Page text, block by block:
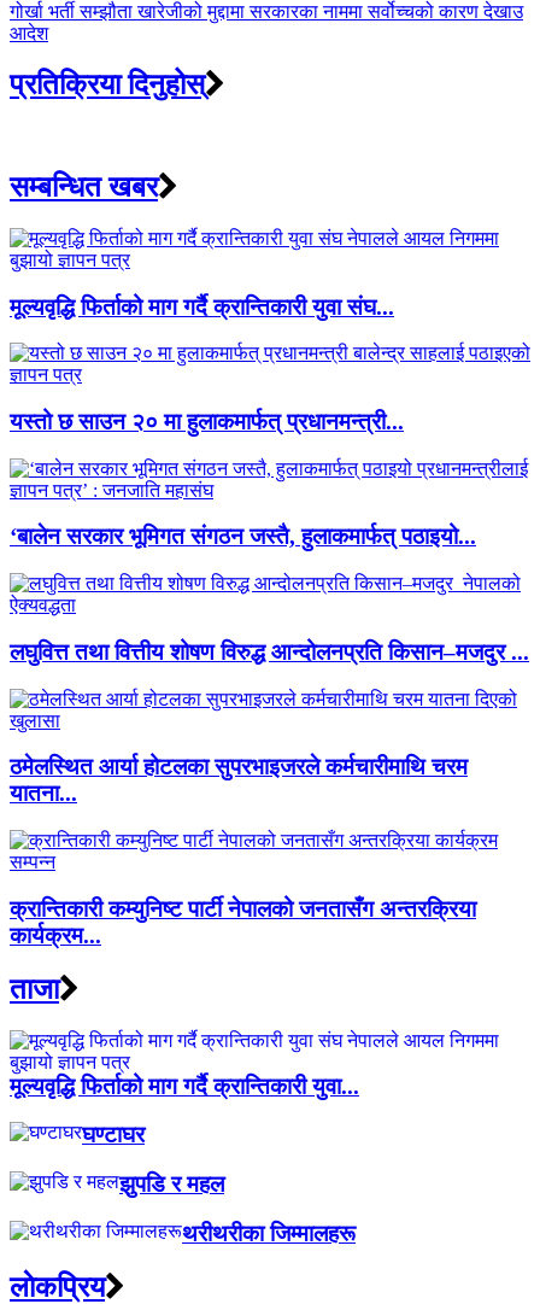
गोर्खा भर्ती सम्झौता खारेजीको मुद्दामा सरकारका नाममा सर्वोच्चको कारण देखाउ
आदेश
प्रतिक्रिया दिनुहोस्
सम्बन्धित खबर
मूल्यवृद्धि फिर्ताको माग गर्दै क्रान्तिकारी युवा संघ...
यस्तो छ साउन २० मा हुलाकमार्फत् प्रधानमन्त्री...
‘बालेन सरकार भूमिगत संगठन जस्तै, हुलाकमार्फत् पठाइयो...
लघुवित्त तथा वित्तीय शोषण विरुद्ध आन्दोलनप्रति किसान–मजदुर ...
ठमेलस्थित आर्या होटलका सुपरभाइजरले कर्मचारीमाथि चरम
यातना...
क्रान्तिकारी कम्युनिष्ट पार्टी नेपालको जनतासँग अन्तरक्रिया
कार्यक्रम...
ताजा
मूल्यवृद्धि फिर्ताको माग गर्दै क्रान्तिकारी युवा...
घण्टाघर
झुपडि र महल
थरीथरीका जिम्मालहरू
लाेकप्रिय